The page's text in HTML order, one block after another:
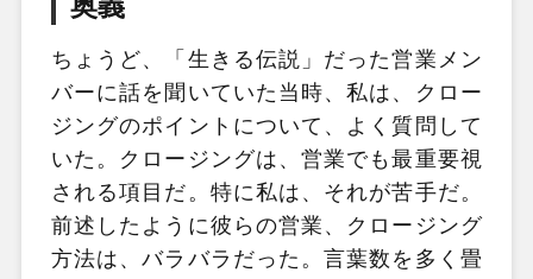
ちょうど、「生きる伝説」だった営業メン
バーに話を聞いていた当時、私は、クロー
ジングのポイントについて、よく質問して
いた。クロージングは、営業でも最重要視
される項目だ。特に私は、それが苦手だ。
前述したように彼らの営業、クロージング
方法は、バラバラだった。言葉数を多く畳